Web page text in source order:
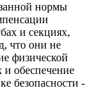
нормы
и секциях,
что они не
физической
и обеспечение
безопасности -